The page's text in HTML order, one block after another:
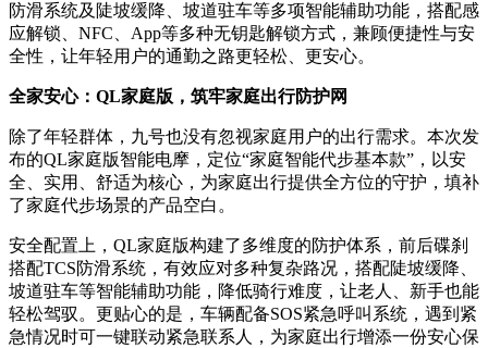
防滑系统及陡坡缓降、坡道驻车等多项智能辅助功能，搭配感
应解锁、NFC、App等多种无钥匙解锁方式，兼顾便捷性与安
全性，让年轻用户的通勤之路更轻松、更安心。
全家安心：QL家庭版，筑牢家庭出行防护网
除了年轻群体，九号也没有忽视家庭用户的出行需求。本次发
布的QL家庭版智能电摩，定位“家庭智能代步基本款”，以安
全、实用、舒适为核心，为家庭出行提供全方位的守护，填补
了家庭代步场景的产品空白。
安全配置上，QL家庭版构建了多维度的防护体系，前后碟刹
搭配TCS防滑系统，有效应对多种复杂路况，搭配陡坡缓降、
坡道驻车等智能辅助功能，降低骑行难度，让老人、新手也能
轻松驾驭。更贴心的是，车辆配备SOS紧急呼叫系统，遇到紧
急情况时可一键联动紧急联系人，为家庭出行增添一份安心保